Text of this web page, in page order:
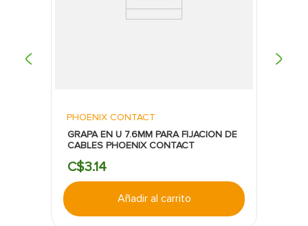
PHOENIX CONTACT
GRAPA EN U 7.6MM PARA FIJACION DE
CABLES PHOENIX CONTACT
C$3.14
Añadir al carrito